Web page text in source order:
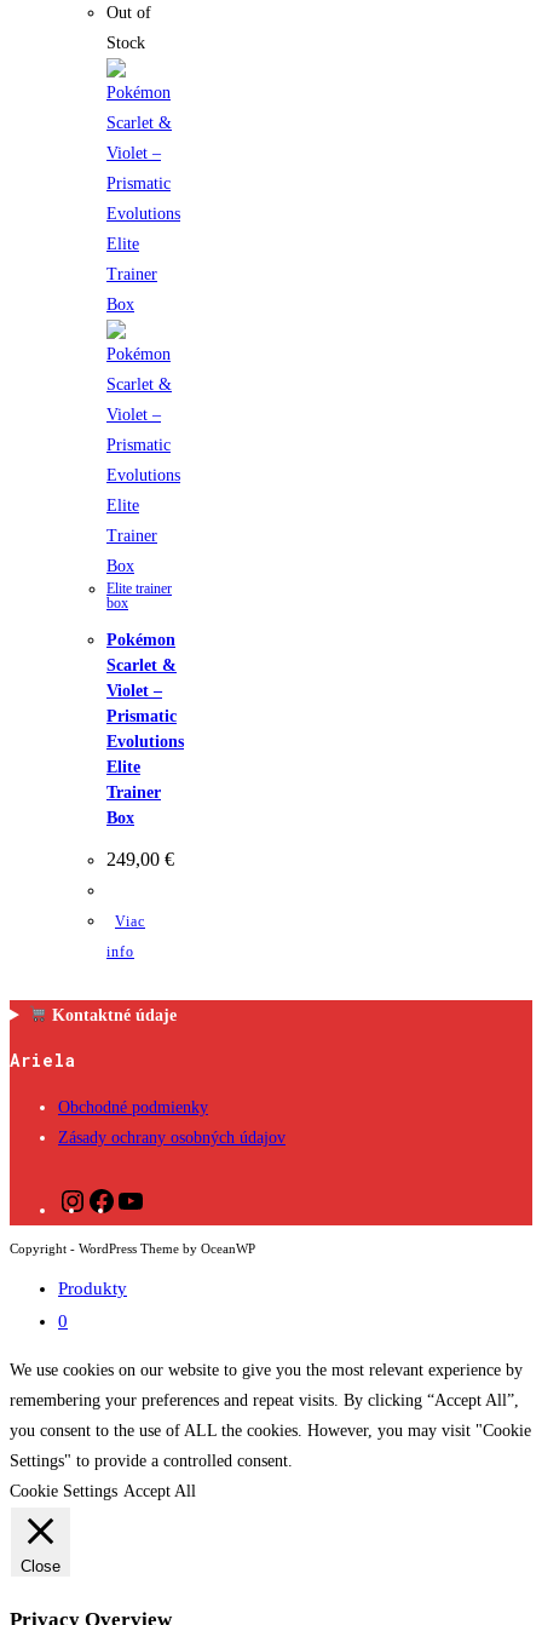
Out of
Stock
Elite trainer
box
Pokémon
Scarlet &
Violet –
Prismatic
Evolutions
Elite
Trainer
Box
249,00 €
Viac
info
Kontaktné údaje
Ariela
Obchodné podmienky
Zásady ochrany osobných údajov
InstagramFacebook
Copyright - WordPress Theme by OceanWP
Produkty
0
We use cookies on our website to give you the most relevant experience by
remembering your preferences and repeat visits. By clicking “Accept All”,
you consent to the use of ALL the cookies. However, you may visit "Cookie
Settings" to provide a controlled consent.
Cookie Settings Accept All
Close
Privacy Overview